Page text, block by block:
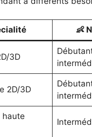
👶
3D
2D/3D
haute